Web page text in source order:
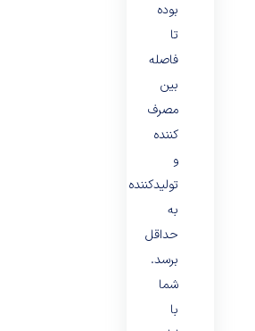
بوده
تا
فاصله
بین
مصرف
کننده
و
تولیدکننده
به
حداقل
برسد.
شما
با